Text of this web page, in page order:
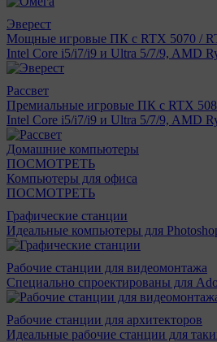
Эверест
Мощные игровые ПК с RTX 5070 /
Intel Core i5/i7/i9 и Ultra 5/7/9, AMD
Рассвет
Премиальные игровые ПК с RTX
Intel Core i5/i7/i9 и Ultra 5/7/9, AMD
Домашние компьютеры
ПОСМОТРЕТЬ
Компьютеры для офиса
ПОСМОТРЕТЬ
Графические станции
Идеальные компьютеры для
Рабочие станции для видеомонтажа
Специально спроектированы для
Рабочие станции для архитекторов
Идеальные рабочие станции для